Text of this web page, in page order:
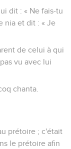
dit : « Ne fais-tu
nia et dit : « Je
de celui à qui
vu avec lui
chanta.
prétoire ; c'était
le prétoire afin